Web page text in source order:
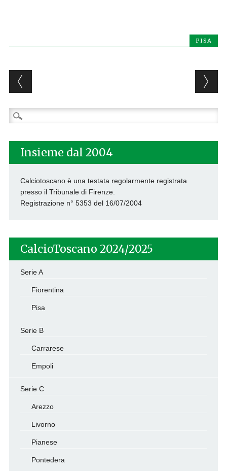
PISA
Post navigation
Ricerca
per:
Insieme dal 2004
Calciotoscano è una testata regolarmente registrata
presso il Tribunale di Firenze.
Registrazione n° 5353 del 16/07/2004
CalcioToscano 2024/2025
Serie A
Fiorentina
Pisa
Serie B
Carrarese
Empoli
Serie C
Arezzo
Livorno
Pianese
Pontedera